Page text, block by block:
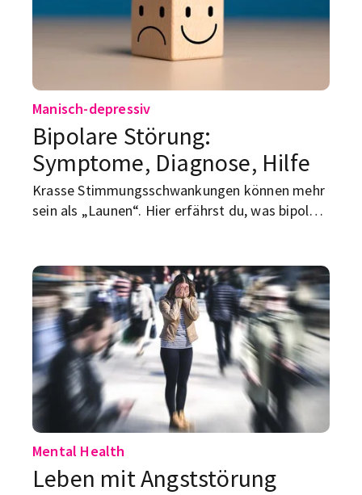
Manisch-depressiv
Bipolare Störung:
Symptome, Diagnose, Hilfe
Krasse Stimmungsschwankungen können mehr
sein als „Launen“. Hier erfährst du, was bipolar
kannst.
Mental Health
Leben mit Angststörung